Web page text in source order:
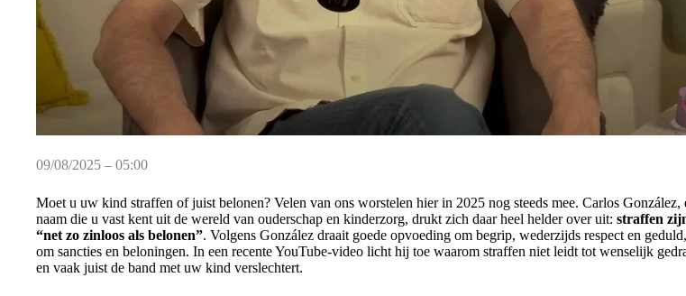
09/08/2025 – 05:00
Moet u uw kind straffen of juist belonen? Velen van ons worstelen hier in 2025 nog steeds mee. Carlos González,
naam die u vast kent uit de wereld van ouderschap en kinderzorg, drukt zich daar heel helder over uit: straffen
“net zo zinloos als belonen”. Volgens González draait goede opvoeding om begrip, wederzijds respect en
om sancties en beloningen. In een recente YouTube-video licht hij toe waarom straffen niet leidt tot wenselijk
en vaak juist de band met uw kind verslechtert.